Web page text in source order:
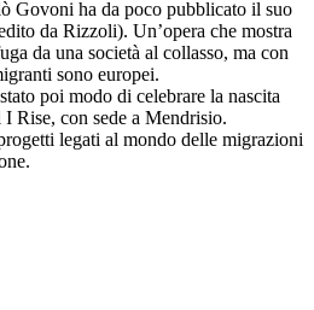
Govoni ha da poco pubblicato il suo
da Rizzoli). Un’opera che mostra
da una società al collasso, ma con
sono europei.
poi modo di celebrare la nascita
Rise, con sede a Mendrisio.
legati al mondo delle migrazioni